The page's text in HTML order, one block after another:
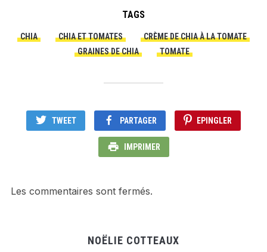
TAGS
CHIA CHIA ET TOMATES
CRÈME DE CHIA À LA TOMATE
GRAINES DE CHIA
TOMATE
TWEET PARTAGER EPINGLER
IMPRIMER
Les commentaires sont fermés.
NOËLIE COTTEAUX